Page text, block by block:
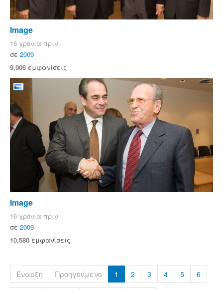
Image
16 χρόνια πριν
σε 2009
9,906 εμφανίσεις
Image
16 χρόνια πριν
σε 2009
10,580 εμφανίσεις
Έναρξη Προηγούμενο 1 2 3 4 5 6